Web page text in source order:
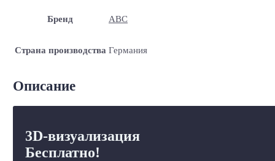
Бренд ABC
Страна производства Германия
Описание
3D-визуализация
Бесплатно!